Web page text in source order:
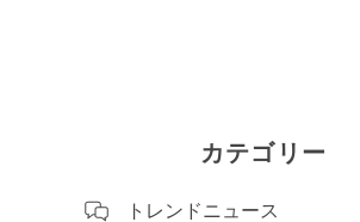
カテゴリー
トレンドニュース